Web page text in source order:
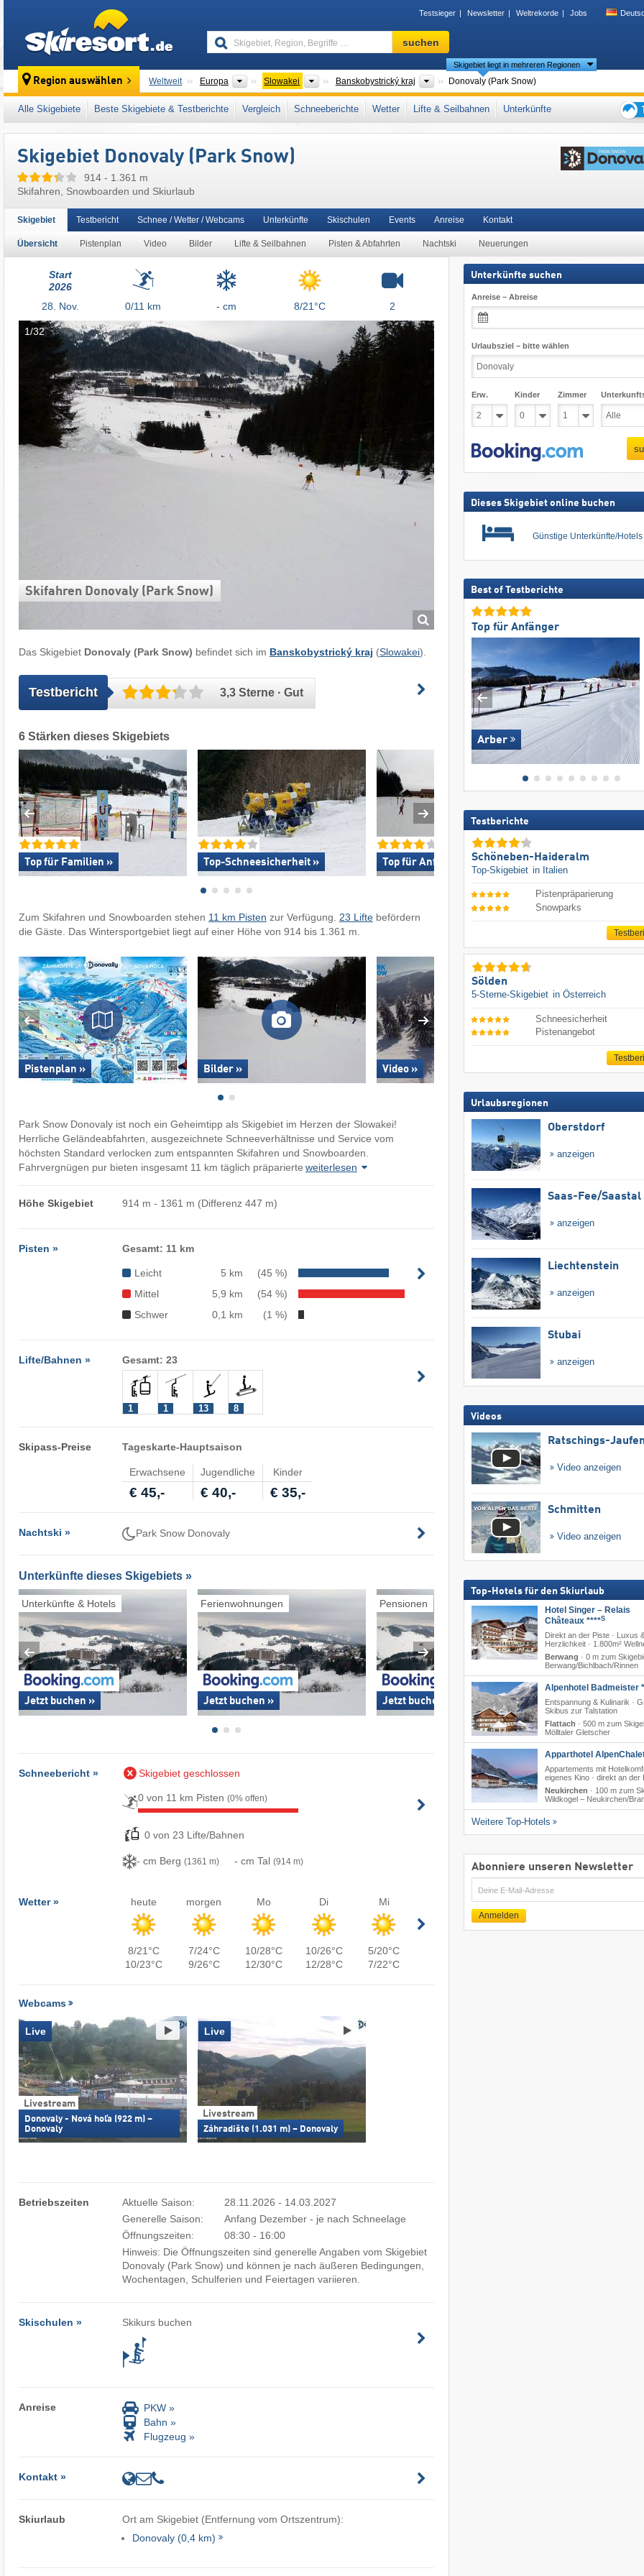
Testsieger Newsletter Weltrekorde Jobs
Skigebiet,
Region,
…
suchen
Region auswählen Weltweit Europa Kontinente
Slowakei LänderBanskobystrický kraj Bezirke
Skigebiet liegt in mehreren Regionen
Donovaly (Park Snow)
Dieses Skigebiet liegt auch in: Große Fatra (Veľká Fatra) Starohorské vrchy , Zentralslowakei Slowakische Karpaten
Osteuropa Mitteleuropa Europäische Union
Alle Skigebiete Beste Skigebiete & Testberichte Vergleich Schneeberichte Wetter Lifte & Seilbahnen
Unterkünfte
den
Skigebiet Donovaly (Park Snow)
914 - 1.361 m
Skifahren, Snowboarden und Skiurlaub
Skigebiet
Übersicht Pistenplan Video Bilder Lifte & Seilbahnen Pisten & Abfahrten Nachtski Neuerungen
Testbericht Schnee / Wetter / Webcams Unterkünfte Skischulen Events Anreise Kontakt
Start
2026
28.
Nov. 0/11 km - cm 8/21°C 2
1/32
Skifahren Donovaly (Park Snow)
Das Skigebiet Donovaly (Park Snow) befindet sich im Banskobystrický kraj (Slowakei).
Testbericht 3,3 Sterne · Gut
6 Stärken dieses Skigebiets
Top für Familien » Top-Schneesicherheit » Top für Anfänger » Top-
Zum Skifahren und Snowboarden stehen 11 km Pisten zur Verfügung. 23 Liftebefördern
die Gäste. Das Wintersportgebiet liegt auf einer Höhe von 914 bis 1.361 m.
Pistenplan » Bilder » Video »
Park Snow Donovaly ist noch ein Geheimtipp als Skigebiet im Herzen der Slowakei!
Herrliche Geländeabfahrten, ausgezeichnete Schneeverhältnisse und Service vom
höchsten Standard verlocken zum entspannten Skifahren und Snowboarden.
Fahrvergnügen pur bieten insgesamt 11 km täglich präparierte weiterlesen
Höhe Skigebiet 914 m - 1361 m (Differenz 447 m)
Pisten » Gesamt: 11 km
Leicht 5 km
(45 %)
Mittel
5,9 km
(54 %)
Schwer
0,1 km (1 %)
Lifte/Bahnen » Gesamt: 23
1 1 13 8
Skipass-Preise Tageskarte-Hauptsaison
Erwachsene Jugendliche Kinder
€ 45,- € 40,- € 35,-
Nachtski » Park Snow Donovaly
Unterkünfte dieses Skigebiets »
Unterkünfte & Hotels
Jetzt buchen »
Ferienwohnungen
Jetzt buchen »
Pensionen
Jetzt buchen »
Unterkünfte Ski-
Jetzt buchen »
Schneebericht » Skigebiet geschlossen
0 von 11 km Pisten(0% offen)
0 von 23 Lifte/Bahnen
- cm Berg(1361 m) - cm Tal(914 m)
Wetter » heute
8/21°C
10/23°C
morgen
7/24°C
9/26°C
Mo
10/28°C
12/30°C
Di
10/26°C
12/28°C
Mi
5/20°C
7/22°C
Webcams
Livestream
Donovaly - Nová hoľa (922 m) –
Donovaly
Live
Livestream
Záhradište (1.031 m) – Donovaly
Live
Betriebszeiten Aktuelle Saison:
28.11.2026 - 14.03.2027
Generelle Saison:
Anfang Dezember - je nach Schneelage
Öffnungszeiten:
08:30 - 16:00
Hinweis: Die Öffnungszeiten sind generelle Angaben vom Skigebiet
Donovaly (Park Snow) und können je nach äußeren Bedingungen,
Wochentagen, Schulferien und Feiertagen variieren.
Skischulen » Skikurs buchen
Anreise
PKW »
Bahn »
Flugzeug »
Kontakt »
Skiurlaub
Ort am Skigebiet (Entfernung vom Ortszentrum):
Donovaly (0,4 km)
Unterkünfte suchen
Anreise – Abreise
Urlaubsziel – bitte wählen
Erw. Kinder Zimmer
Dieses Skigebiet online buchen
Günstige Unterkünfte/Hotels
Best of Testberichte
Top für Anfänger
Arber
Testberichte
Schöneben-Haideralm
Top-Skigebiet in Italien
Pistenpräparierung
Snowparks
Sölden
5-Sterne-Skigebiet in Österreich
Schneesicherheit
Pistenangebot
Urlaubsregionen
Oberstdorf
anzeigen
Saas-Fee/​Saastal
anzeigen
Liechtenstein
anzeigen
Stubai
anzeigen
Videos
Ratschings-
Video anzeigen
Schmitten
Video anzeigen
Top-Hotels für den Skiurlaub
Hotel Singer – Relais
Châteaux ****S
Direkt an der Piste · Luxus
Herzlichkeit · 1.800m²
Berwang · 0 m zum
Berwang/​Bichlbach/​Rinnen
Alpenhotel Badmeister
Entspannung & Kulinarik ·
Skibus zur Talstation
Flattach · 500 m zum
Mölltaler Gletscher
Apparthotel
Appartements mit
eigenes Kino · direkt an der
Neukirchen · 100 m zum
Wildkogel – Neukirchen/​
Weitere Top-Hotels
Abonniere unseren Newsletter
E-
Mail
Anmelden